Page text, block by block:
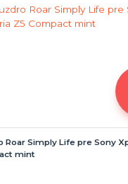
Roar Simply Life pre Sony
mint